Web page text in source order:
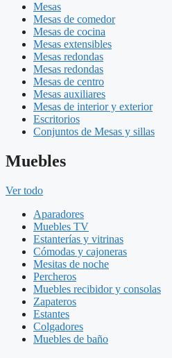
Mesas
Mesas de comedor
Mesas de cocina
Mesas extensibles
Mesas redondas
Mesas redondas
Mesas de centro
Mesas auxiliares
Mesas de interior y exterior
Escritorios
Conjuntos de Mesas y sillas
Muebles
Ver todo
Aparadores
Muebles TV
Estanterías y vitrinas
Cómodas y cajoneras
Mesitas de noche
Percheros
Muebles recibidor y consolas
Zapateros
Estantes
Colgadores
Muebles de baño